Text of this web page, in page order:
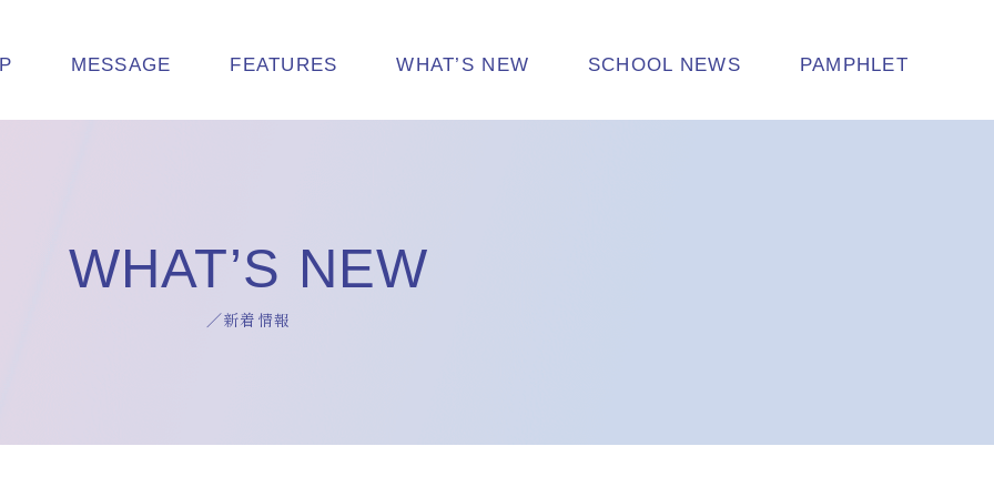
MESSAGE FEATURES WHAT’S NEW SCHOOL NEWS PAMPHLET
WHAT’S NEW
／新着情報